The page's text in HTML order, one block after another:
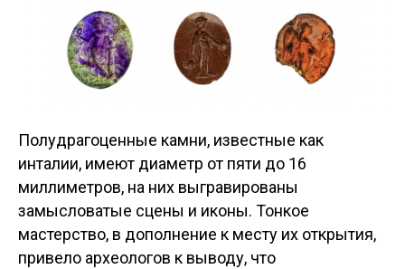
Полудрагоценные камни, известные как
инталии, имеют диаметр от пяти до 16
миллиметров, на них выгравированы
замысловатые сцены и иконы. Тонкое
мастерство, в дополнение к месту их открытия,
привело археологов к выводу, что